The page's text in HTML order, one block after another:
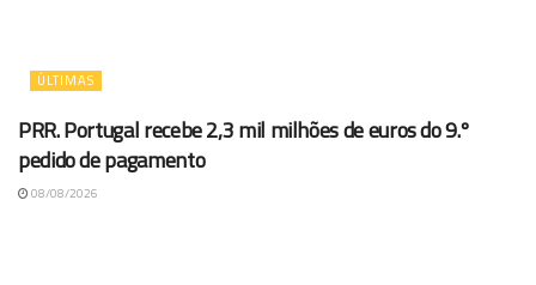
ÚLTIMAS
PRR. Portugal recebe 2,3 mil milhões de euros do 9.º
pedido de pagamento
08/08/2026